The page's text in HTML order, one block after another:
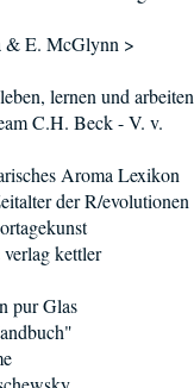
& E. McGlynn >
lernen und arbeiten
C.H. Beck - V. v.
Aroma Lexikon
der R/evolutionen
kettler
pur Glas